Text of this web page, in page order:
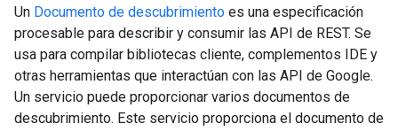
Un Documento de descubrimiento es una especificación
procesable para describir y consumir las API de REST. Se
usa para compilar bibliotecas cliente, complementos IDE y
otras herramientas que interactúan con las API de Google.
Un servicio puede proporcionar varios documentos de
descubrimiento. Este servicio proporciona el documento de